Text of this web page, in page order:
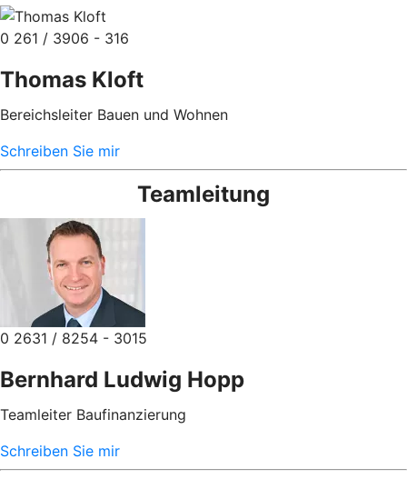
0 261 / 3906 - 316
Thomas Kloft
Bereichsleiter Bauen und Wohnen
Schreiben Sie mir
Teamleitung
0 2631 / 8254 - 3015
Bernhard Ludwig Hopp
Teamleiter Baufinanzierung
Schreiben Sie mir